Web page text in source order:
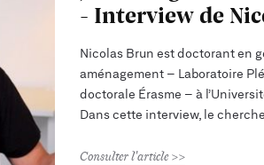
- Interview de
Nicolas Brun est doctorant en
aménagement – Laboratoire
doctorale Érasme – à
Dans cette interview, le
Consulter l'article